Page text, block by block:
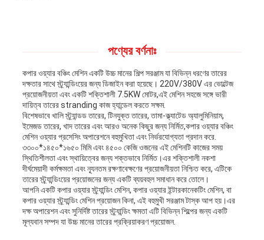
সাইট
ম্যাপ
PRIVACY
POLICY
পণ্যের বর্ণনাঃ
কপার ওয়্যার বঞ্চিং মেশিন একটি উচ্চ মানের শিল্প সরঞ্জাম যা বিভিন্ন ধরণের তারের
দক্ষতার সাথে স্ট্র্যান্ডিংয়ের জন্য ডিজাইন করা হয়েছে। 220V/380V এর ভোল্টেজ
প্রয়োজনীয়তা এবং একটি শক্তিশালী 7.5KW মোটর,এই মেশিন সহজে সঙ্গে ভারী
দায়িত্ব তারের stranding কাজ হ্যান্ডেল করতে সক্ষম.
বিশেষভাবে খালি স্ট্র্যান্ডড তারের, টিনযুক্ত তারের, তামা-ক্ল্যাটেড অ্যালুমিনিয়াম,
ইমেজড তারের, খাদ তারের এবং আরও অনেক কিছুর জন্য নির্মিত,কপার ওয়্যার বঞ্চিং
মেশিন ওয়্যার প্রসেসিং অপারেশনে বহুমুখিতা এবং নির্ভরযোগ্যতা প্রদান করে.
৩৩০০*১৪৫০*১৬৫০ মিমি এবং ৪৫০০ কেজি ওজনের এই মেশিনটি কাজের সময়
স্থিতিশীলতা এবং স্থায়িত্বের জন্য শক্তভাবে নির্মিত।এর শক্তিশালী নকশা
দীর্ঘমেয়াদী কর্মক্ষমতা এবং ন্যূনতম রক্ষণাবেক্ষণের প্রয়োজনীয়তা নিশ্চিত করে, এটিকে
তারের স্ট্র্যান্ডিংয়ের প্রয়োজনের জন্য একটি ব্যয়বহুল সমাধান করে তোলে।
আপনি একটি কপার ওয়্যার স্ট্র্যান্ডিং মেশিন, কপার ওয়্যার ইন্টারকানেকটিং মেশিন, বা
কপার ওয়্যার স্ট্র্যান্ডিং মেশিন প্রয়োজন কিনা, এই বহুমুখী সরঞ্জাম টাস্ক আপ হয়।এর
দক্ষ অপারেশন এবং সুনির্দিষ্ট তারের স্ট্র্যান্ডিং ক্ষমতা এটি বিভিন্ন শিল্পের জন্য একটি
মূল্যবান সম্পদ যা উচ্চ মানের তারের প্রক্রিয়াকরণ প্রয়োজন.